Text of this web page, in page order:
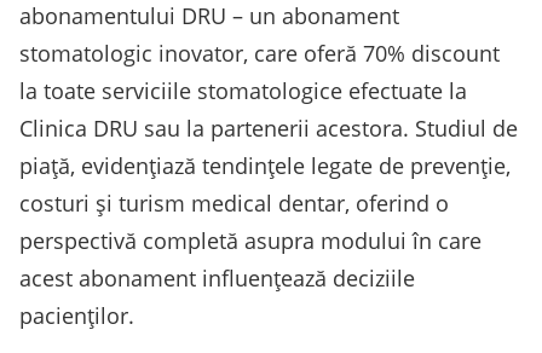
abonamentului DRU – un abonament
stomatologic inovator, care oferă 70% discount
la toate serviciile stomatologice efectuate la
Clinica DRU sau la partenerii acestora. Studiul de
piață, evidențiază tendințele legate de prevenție,
costuri și turism medical dentar, oferind o
perspectivă completă asupra modului în care
acest abonament influențează deciziile
pacienților.